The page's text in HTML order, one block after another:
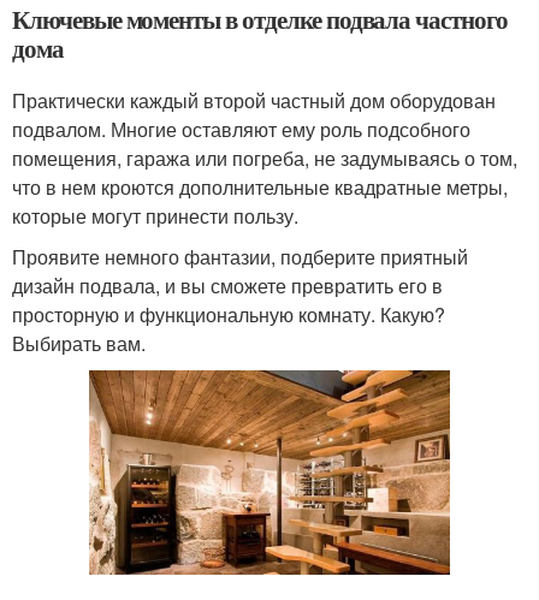
Ключевые моменты в отделке подвала частного
дома
Практически каждый второй частный дом оборудован
подвалом. Многие оставляют ему роль подсобного
помещения, гаража или погреба, не задумываясь о том,
что в нем кроются дополнительные квадратные метры,
которые могут принести пользу.
Проявите немного фантазии, подберите приятный
дизайн подвала, и вы сможете превратить его в
просторную и функциональную комнату. Какую?
Выбирать вам.